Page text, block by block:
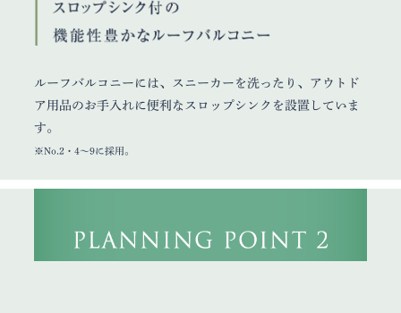
ルーフバルコニーには、スニーカーを洗ったり、アウトド
ア用品のお手入れに便利なスロップシンクを設置していま
す。
※No.2・4〜9に採用。